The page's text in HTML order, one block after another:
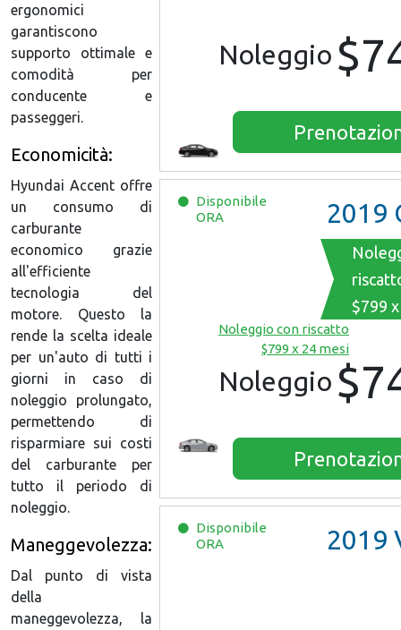
Noleggio
Disponibile
ORA
2019
$799
Noleggio con riscatto
$799 x 24 mesi
Noleggio
Disponibile
ORA
2019
ergonomici
garantiscono
supporto ottimale e
comodità per
conducente e
passeggeri.
Economicità:
Hyundai Accent offre
un consumo di
carburante
economico grazie
all'efficiente
tecnologia del
motore. Questo la
rende la scelta ideale
per un'auto di tutti i
giorni in caso di
noleggio prolungato,
permettendo di
risparmiare sui costi
del carburante per
tutto il periodo di
noleggio.
Maneggevolezza:
Dal punto di vista
della
maneggevolezza, la